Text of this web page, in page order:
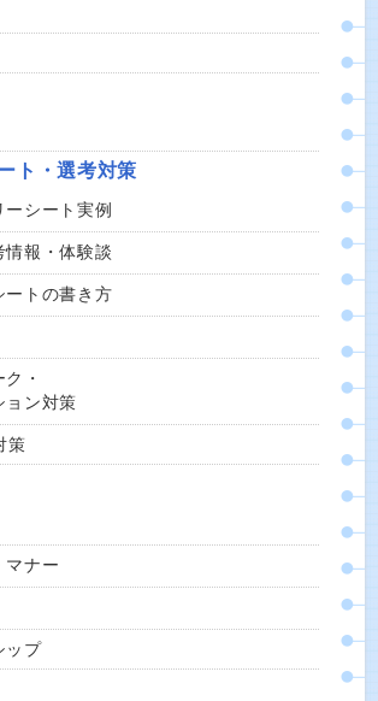
ト・選考対策
シート実例
情報・体験談
ートの書き方
・
ョン対策
策
マナー
ップ